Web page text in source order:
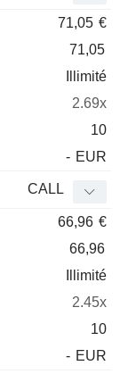
71,05 €
71,05
Illimité
2.69x
10
- EUR
CALL
66,96 €
66,96
Illimité
2.45x
10
- EUR